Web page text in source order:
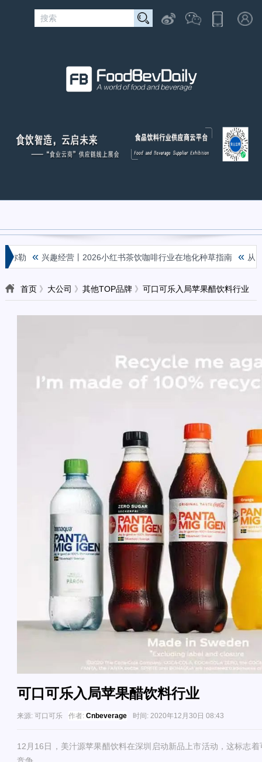
勒 « 兴趣经营丨2026小红书茶饮咖啡行业在地化种草指南 « 从
首页》 大公司 》 其他TOP品牌》 可口可乐入局苹果醋饮料行业
可口可乐入局苹果醋饮料行业
来源: 可口可乐 作者: Cnbeverage 时间: 2020年12月30日 08:43
12月16日，美汁源苹果醋饮料在深圳启动新品上市活动，这标志